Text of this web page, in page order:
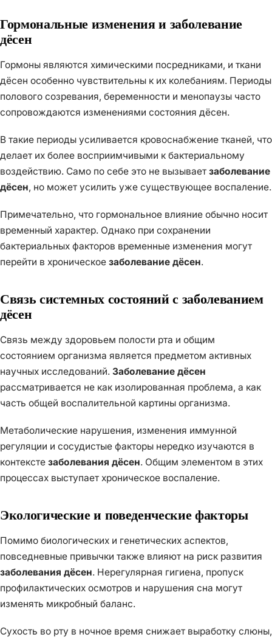
Гормональные изменения и заболевание
дёсен
Гормоны являются химическими посредниками, и ткани
дёсен особенно чувствительны к их колебаниям. Периоды
полового созревания, беременности и менопаузы часто
сопровождаются изменениями состояния дёсен.
В такие периоды усиливается кровоснабжение тканей, что
делает их более восприимчивыми к бактериальному
воздействию. Само по себе это не вызывает заболевание
дёсен, но может усилить уже существующее воспаление.
Примечательно, что гормональное влияние обычно носит
временный характер. Однако при сохранении
бактериальных факторов временные изменения могут
перейти в хроническое заболевание дёсен.
Связь системных состояний с заболеванием
дёсен
Связь между здоровьем полости рта и общим
состоянием организма является предметом активных
научных исследований. Заболевание дёсен
рассматривается не как изолированная проблема, а как
часть общей воспалительной картины организма.
Метаболические нарушения, изменения иммунной
регуляции и сосудистые факторы нередко изучаются в
контексте заболевания дёсен. Общим элементом в этих
процессах выступает хроническое воспаление.
Экологические и поведенческие факторы
Помимо биологических и генетических аспектов,
повседневные привычки также влияют на риск развития
заболевания дёсен. Нерегулярная гигиена, пропуск
профилактических осмотров и нарушения сна могут
изменять микробный баланс.
Сухость во рту в ночное время снижает выработку слюны,